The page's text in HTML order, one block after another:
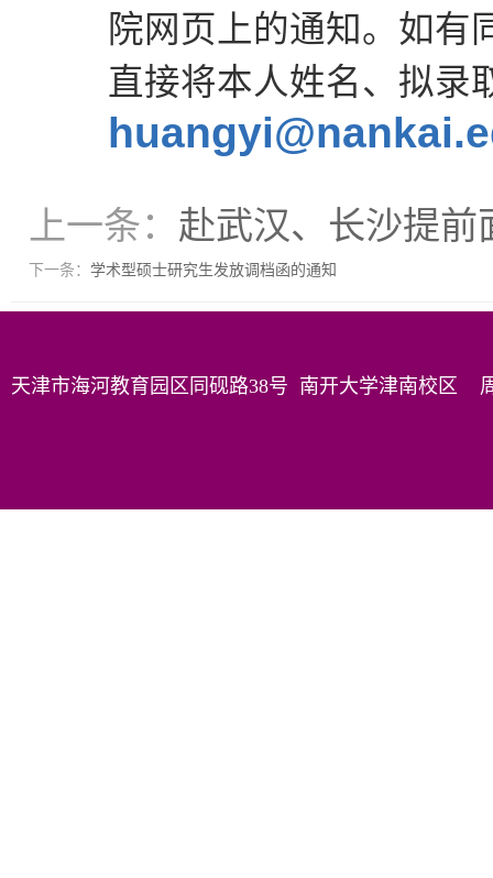
院网页上的通知。如有
直接将本人姓名、拟录
上一条： 赴武汉、长沙提前
下一条： 学术型硕士研究生发放调档函的通知
天津市海河教育园区同砚路38号 南开大学津南校区